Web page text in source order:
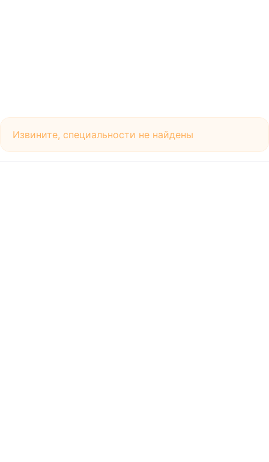
Извините, специальности не найдены